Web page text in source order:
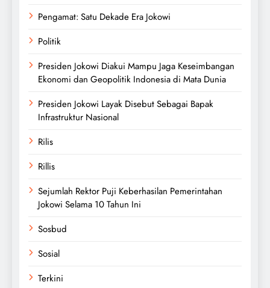
Pengamat: Satu Dekade Era Jokowi
Politik
Presiden Jokowi Diakui Mampu Jaga Keseimbangan
Ekonomi dan Geopolitik Indonesia di Mata Dunia
Presiden Jokowi Layak Disebut Sebagai Bapak
Infrastruktur Nasional
Rilis
Rillis
Sejumlah Rektor Puji Keberhasilan Pemerintahan
Jokowi Selama 10 Tahun Ini
Sosbud
Sosial
Terkini